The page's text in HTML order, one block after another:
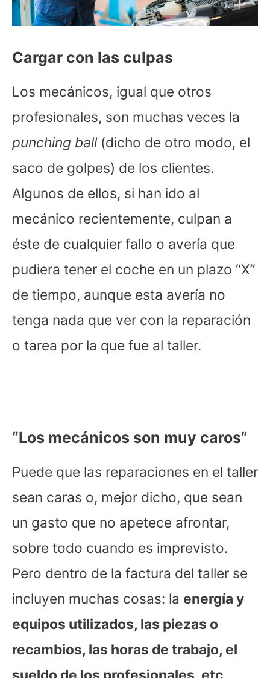
Cargar con las culpas
Los mecánicos, igual que otros
profesionales, son muchas veces la
punching ball (dicho de otro modo, el
saco de golpes) de los clientes.
Algunos de ellos, si han ido al
mecánico recientemente, culpan a
éste de cualquier fallo o avería que
pudiera tener el coche en un plazo “X”
de tiempo, aunque esta avería no
tenga nada que ver con la reparación
o tarea por la que fue al taller.
“Los mecánicos son muy caros”
Puede que las reparaciones en el taller
sean caras o, mejor dicho, que sean
un gasto que no apetece afrontar,
sobre todo cuando es imprevisto.
Pero dentro de la factura del taller se
incluyen muchas cosas: la energía y
equipos utilizados, las piezas o
recambios, las horas de trabajo, el